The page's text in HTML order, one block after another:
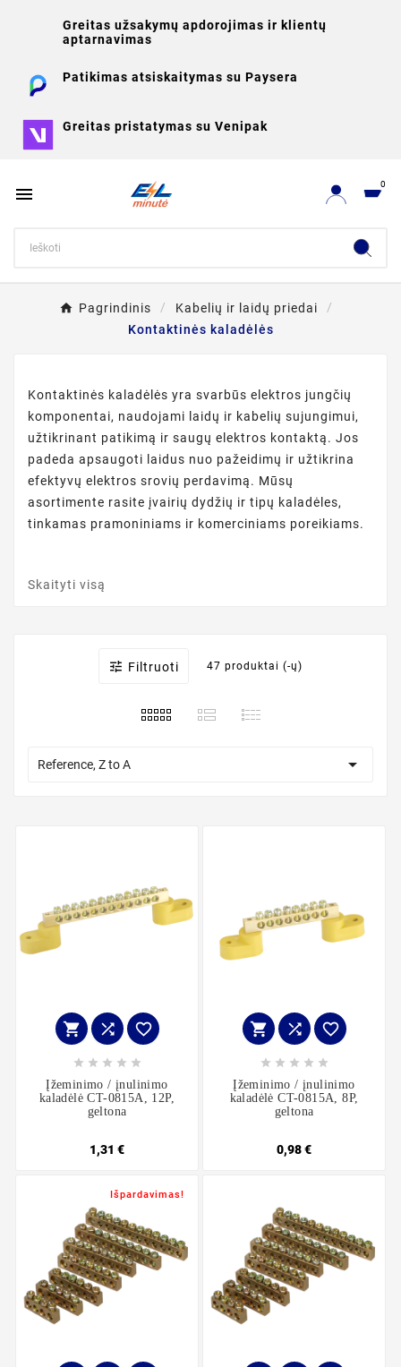
Greitas užsakymų apdorojimas ir klientų
aptarnavimas
Patikimas atsiskaitymas su Paysera
Greitas pristatymas su Venipak
 0
Pagrindinis
Kabelių ir laidų priedai
Kontaktinės kaladėlės
Kontaktinės kaladėlės yra svarbūs elektros jungčių
komponentai, naudojami laidų ir kabelių sujungimui,
užtikrinant patikimą ir saugų elektros kontaktą. Jos
padeda apsaugoti laidus nuo pažeidimų ir užtikrina
efektyvų elektros srovių perdavimą. Mūsų
asortimente rasite įvairių dydžių ir tipų kaladėles,
tinkamas pramoniniams ir komerciniams poreikiams.
Skaityti visą
 Filtruoti 47 produktai (-ų)
Reference, Z to A 
  
    
Įžeminimo / įnulinimo
kaladėlė CT-0815A, 12P,
geltona
1,31 €
  
    
Įžeminimo / įnulinimo
kaladėlė CT-0815A, 8P,
geltona
0,98 €
Išpardavimas!